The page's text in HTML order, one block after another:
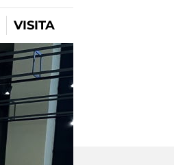
VISITA